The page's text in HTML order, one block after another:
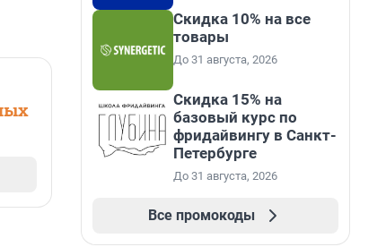
Скидка 10% на все
товары
До 31 августа, 2026
Скидка 15% на
базовый курс по
фридайвингу в Санкт-
Петербурге
До 31 августа, 2026
Все промокоды